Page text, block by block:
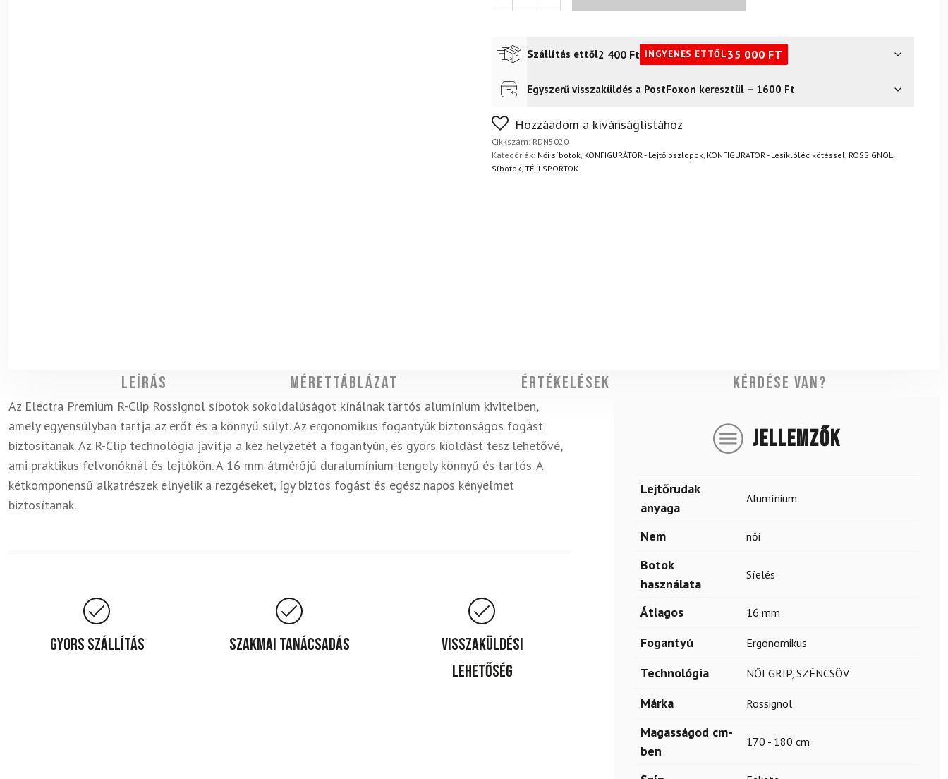
BLACK
mennyiségSzállítás ettől2 400 Ft INGYENES ETTŐL35 000 FT
Futár a címre2 400Ft
Egyszerű visszaküldés a PostFoxon keresztül – 1600 Ft
Nem biztos a választásában? Semmi gond – a terméket egyszerűen visszaküldheti 14
napon belül, indoklás nélkül.
Hozzáadom a kívánságlistához
Cikkszám: RDN5020
Kategóriák: Női síbotok, KONFIGURÁTOR - Lejtő oszlopok, KONFIGURATOR - Lesiklóléc kötéssel ROSSIGNOL
Síbotok, TÉLI SPORTOK
Leírás Mérettáblázat Értékelések Kérdése van?
Az Electra Premium R-Clip Rossignol síbotok sokoldalúságot kínálnak tartós alumínium kivitelben,
amely egyensúlyban tartja az erőt és a könnyű súlyt. Az ergonomikus fogantyúk biztonságos fogást
biztosítanak. Az R-Clip technológia javítja a kéz helyzetét a fogantyún, és gyors kioldást tesz lehetővé,
ami praktikus felvonóknál és lejtőkön. A 16 mm átmérőjű duralumínium tengely könnyű és tartós. A
kétkomponensű alkatrészek elnyelik a rezgéseket, így biztos fogást és egész napos kényelmet
biztosítanak.
Gyors szállítás Szakmai tanácsadás
Visszaküldési
lehetőség
JELLEMZŐK
Lejtőrudak
anyaga
Alumínium
Nem női
Botok
használata
Síelés
Átlagos 16 mm
Fogantyú Ergonomikus
Technológia NŐI GRIP, SZÉNCSÖV
Márka Rossignol
Magasságod cm-
ben
170 - 180 cm